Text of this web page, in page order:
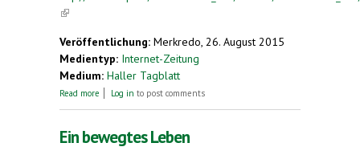
(link is external)
Veröffentlichung: Merkredo, 26. August 2015
Medientyp: Internet-Zeitung
Medium: Haller Tagblatt
Read more about Klaus Demmel erhält Post aus dem
Log in to post comments
Ein bewegtes Leben